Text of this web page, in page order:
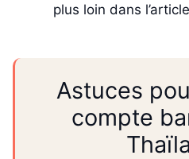
plus loin dans
Astuces
compte